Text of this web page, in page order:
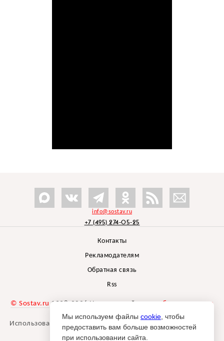
info@sostav.ru
+7 (495) 274-05-25
Контакты
Рекламодателям
Обратная связь
Rss
© Sostav.ru 1998-2026 Независимый проектбрендингового
агентства Depot
Использование материалов Sostav.ru допустимо только при
указании источника.
Мы используем файлы cookie , чтобы
предоставить вам больше возможностей
при использовании сайта.